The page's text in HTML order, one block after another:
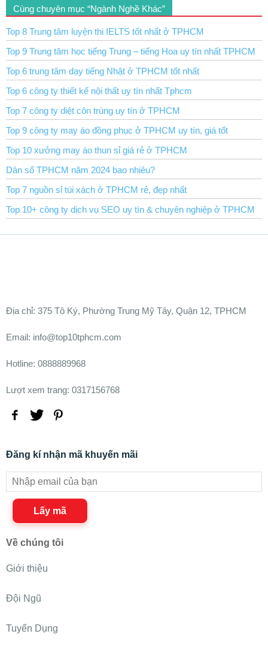
Cùng chuyên mục “Ngành Nghề Khác”
Top 8 Trung tâm luyện thi IELTS tốt nhất ở TPHCM
Top 9 Trung tâm học tiếng Trung – tiếng Hoa uy tín nhất TPHCM
Top 6 trung tâm dạy tiếng Nhật ở TPHCM tốt nhất
Top 6 công ty thiết kế nội thất uy tín nhất Tphcm
Top 7 công ty diệt côn trùng uy tín ở TPHCM
Top 9 công ty may áo đồng phục ở TPHCM uy tín, giá tốt
Top 10 xưởng may áo thun sỉ giá rẻ ở TPHCM
Dân số TPHCM năm 2024 bao nhiêu?
Top 7 nguồn sỉ túi xách ở TPHCM rẻ, đẹp nhất
Top 10+ công ty dịch vụ SEO uy tín & chuyên nghiệp ở TPHCM
Ðịa chỉ: 375 Tô Ký, Phường Trung Mỹ Tây, Quận 12, TPHCM
Email: info@top10tphcm.com
Hotline: 0888889968
Lượt xem trang: 0317156768
Đăng kí nhận mã khuyến mãi
Lấy mã
Về chúng tôi
Giới thiệu
Đội Ngũ
Tuyển Dụng